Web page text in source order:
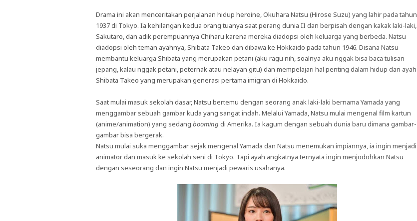
Drama ini akan menceritakan perjalanan hidup heroine, Okuhara Natsu (Hirose Suzu) yang lahir pada tahun
1937 di Tokyo. Ia kehilangan kedua orang tuanya saat perang dunia II dan berpisah dengan kakak laki-laki,
Sakutaro, dan adik perempuannya Chiharu karena mereka diadopsi oleh keluarga yang berbeda. Natsu
diadopsi oleh teman ayahnya, Shibata Takeo dan dibawa ke Hokkaido pada tahun 1946. Disana Natsu
membantu keluarga Shibata yang merupakan petani (aku ragu nih, soalnya aku nggak bisa baca tulisan
jepang, kalau nggak petani, peternak atau nelayan gitu) dan mempelajari hal penting dalam hidup dari ayah
Shibata Takeo yang merupakan generasi pertama imigran di Hokkaido.
Saat mulai masuk sekolah dasar, Natsu bertemu dengan seorang anak laki-laki bernama Yamada yang
menggambar sebuah gambar kuda yang sangat indah. Melalui Yamada, Natsu mulai mengenal film kartun
(anime/animation) yang sedang booming di Amerika. Ia kagum dengan sebuah dunia baru dimana gambar-
gambar bisa bergerak.
Natsu mulai suka menggambar sejak mengenal Yamada dan Natsu menemukan impiannya, ia ingin menjadi
animator dan masuk ke sekolah seni di Tokyo. Tapi ayah angkatnya ternyata ingin menjodohkan Natsu
dengan seseorang dan ingin Natsu menjadi pewaris usahanya.